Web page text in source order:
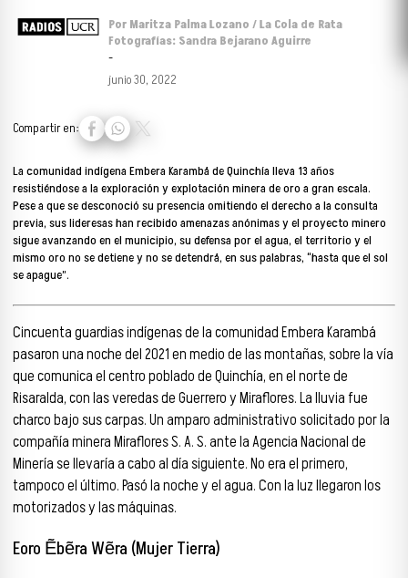
Por Maritza Palma Lozano / La Cola de Rata
Fotografías: Sandra Bejarano Aguirre
-
junio 30, 2022
Compartir en:
La comunidad indígena Embera Karambá de Quinchía lleva 13 años
resistiéndose a la exploración y explotación minera de oro a gran escala.
Pese a que se desconoció su presencia omitiendo el derecho a la consulta
previa, sus lideresas han recibido amenazas anónimas y el proyecto minero
sigue avanzando en el municipio, su defensa por el agua, el territorio y el
mismo oro no se detiene y no se detendrá, en sus palabras, “hasta que el sol
se apague”.
Cincuenta guardias indígenas de la comunidad Embera Karambá
pasaron una noche del 2021 en medio de las montañas, sobre la vía
que comunica el centro poblado de Quinchía, en el norte de
Risaralda, con las veredas de Guerrero y Miraflores. La lluvia fue
charco bajo sus carpas. Un amparo administrativo solicitado por la
compañía minera Miraflores S. A. S. ante la Agencia Nacional de
Minería se llevaría a cabo al día siguiente. No era el primero,
tampoco el último. Pasó la noche y el agua. Con la luz llegaron los
motorizados y las máquinas.
Eoro Ẽbẽra Wẽra (Mujer Tierra)